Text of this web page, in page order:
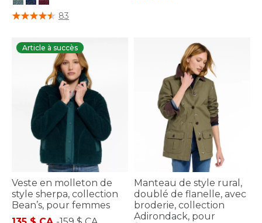
4,1 sur 5 Évaluation des clients
83
Article à succès
Veste en molleton de
style sherpa, collection
Bean’s, pour femmes
Manteau de style rural,
doublé de flanelle, avec
broderie, collection
Adirondack, pour